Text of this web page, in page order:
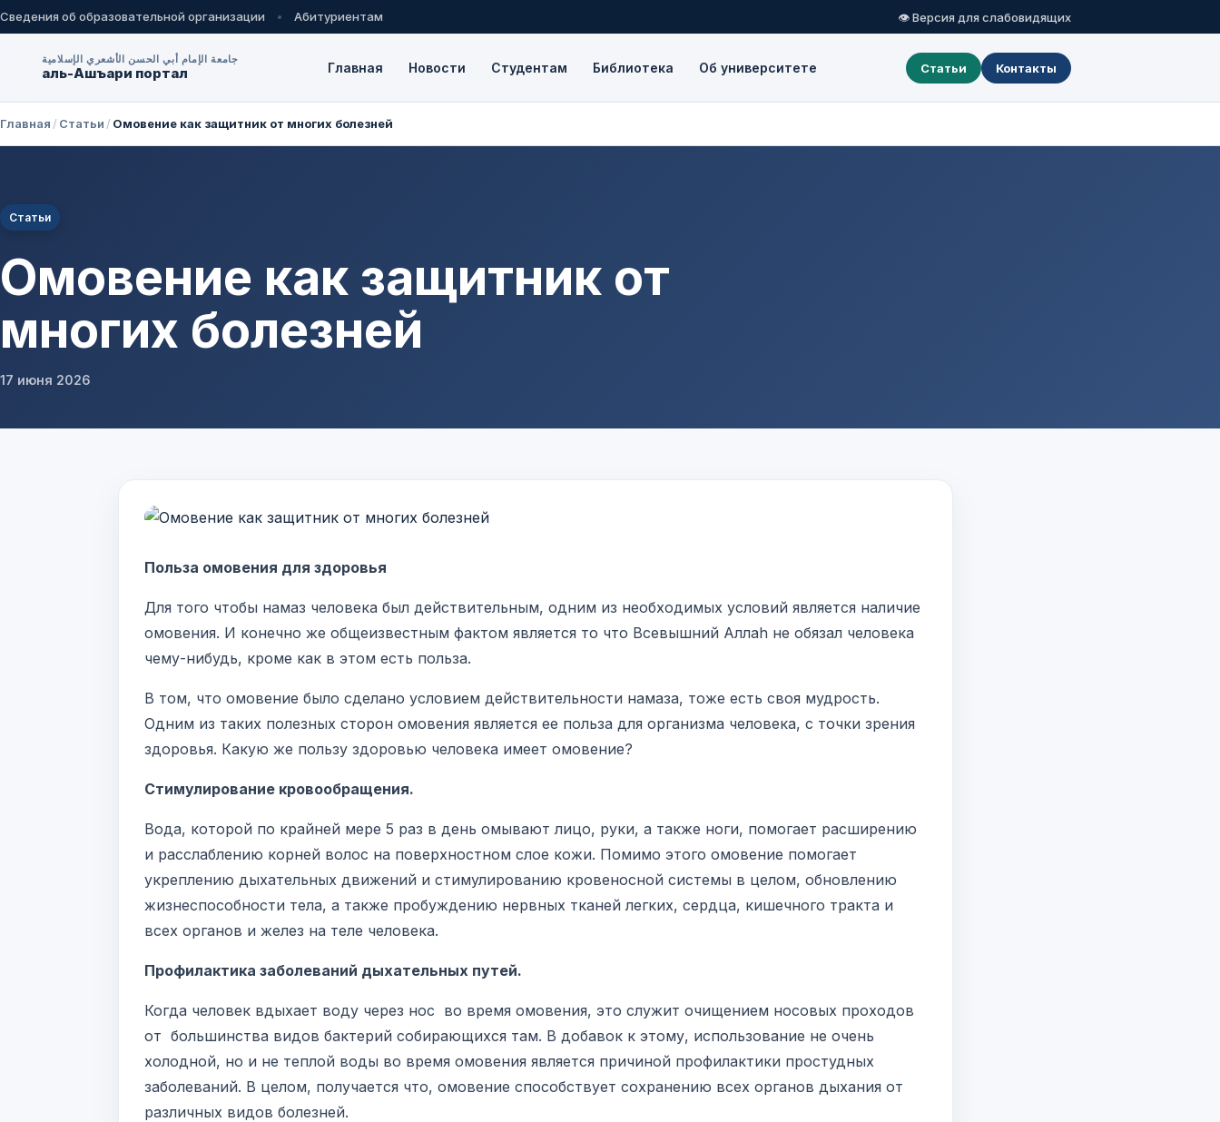
Сведения об образовательной организации Абитуриентам 👁 Версия для слабовидящих
جامعة الإمام أبي الحسن الأشعري الإسلامية
аль-Ашъари портал Главная Новости Студентам Библиотека Об университете Статьи Контакты
Главная / Статьи / Омовение как защитник от многих болезней
Статьи
Омовение как защитник от
многих болезней
17 июня 2026
Польза омовения для здоровья
Для того чтобы намаз человека был действительным, одним из необходимых условий является наличие
омовения. И конечно же общеизвестным фактом является то что Всевышний Аллаh не обязал человека
чему-нибудь, кроме как в этом есть польза.
В том, что омовение было сделано условием действительности намаза, тоже есть своя мудрость.
Одним из таких полезных сторон омовения является ее польза для организма человека, с точки зрения
здоровья. Какую же пользу здоровью человека имеет омовение?
Стимулирование кровообращения.
Вода, которой по крайней мере 5 раз в день омывают лицо, руки, а также ноги, помогает расширению
и расслаблению корней волос на поверхностном слое кожи. Помимо этого омовение помогает
укреплению дыхательных движений и стимулированию кровеносной системы в целом, обновлению
жизнеспособности тела, а также пробуждению нервных тканей легких, сердца, кишечного тракта и
всех органов и желез на теле человека.
Профилактика заболеваний дыхательных путей.
Когда человек вдыхает воду через нос во время омовения, это служит очищением носовых проходов
от большинства видов бактерий собирающихся там. В добавок к этому, использование не очень
холодной, но и не теплой воды во время омовения является причиной профилактики простудных
заболеваний. В целом, получается что, омовение способствует сохранению всех органов дыхания от
различных видов болезней.